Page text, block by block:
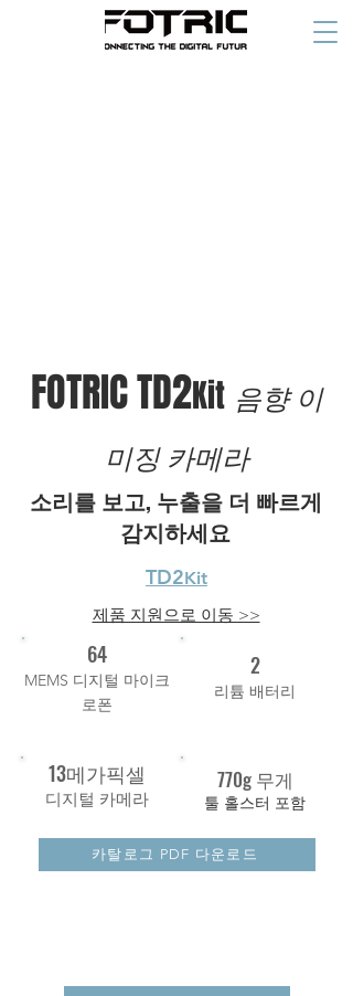
FOTRIC TD2Kit 음향 이
미징 카메라
소리를 보고, 누출을 더 빠르게
감지하세요
TD2Kit
제품 지원으로 이동 >>
64
MEMS 디지털 마이크
로폰
2
리튬 배터리
13메가픽셀
디지털 카메라
770g 무게
툴 홀스터 포함
카탈로그 PDF 다운로드